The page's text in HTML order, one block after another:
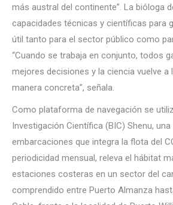
más austral del continente”. La bióloga
capacidades técnicas y científicas para
útil tanto para el sector público como
“Cuando se trabaja en conjunto, todos
mejores decisiones y la ciencia vuelve a
manera concreta”, señala.
Como plataforma de navegación se
Investigación Científica (BIC) Shenu, una
embarcaciones que integra la flota del
periodicidad mensual, releva el hábitat
estaciones costeras en un sector del
comprendido entre Puerto Almanza